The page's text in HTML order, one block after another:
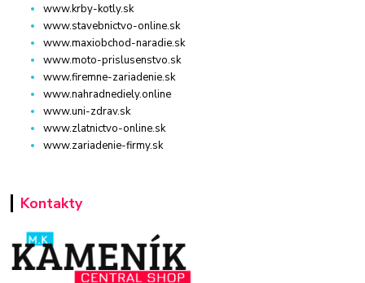
www.krby-kotly.sk
www.stavebnictvo-online.sk
www.maxiobchod-naradie.sk
www.moto-prislusenstvo.sk
www.firemne-zariadenie.sk
www.nahradnediely.online
www.uni-zdrav.sk
www.zlatnictvo-online.sk
www.zariadenie-firmy.sk
Kontakty